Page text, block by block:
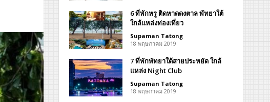
คิว
Baan
Plai
Haad
Pattaya
by
Q
6 ที่พักหรู ติดหาดดงตาล พัทยาใต้
ใกล้แหล่งท่องเที่ยว
Supaman Tatong
18 พฤษภาคม 2019
7 ที่พักพัทยาใต้สายประหยัด ใกล้
แหล่ง Night Club
Supaman Tatong
18 พฤษภาคม 2019